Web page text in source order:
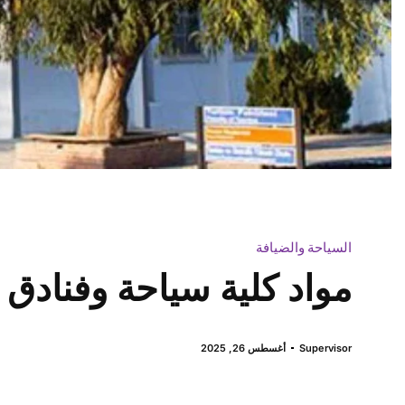
السياحة والضيافة
مواد كلية سياحة وفنادق
Supervisor أغسطس 26, 2025